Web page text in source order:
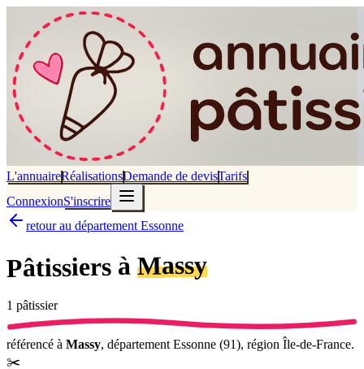
L'annuaireRéalisationsDemande de devisTarifs
ConnexionS'inscrire
retour au département Essonne
Pâtissiers àMassy
1 pâtissier
référencé à Massy, département Essonne (91), région Île-de-France.
✂️